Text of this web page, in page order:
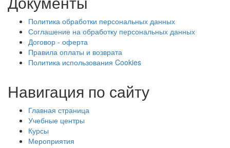
Политика обработки персональных данных
Соглашение на обработку персональных данных
Договор - оферта
Правила оплаты и возврата
Политика использования Cookies
Навигация по сайту
Главная страница
Учебные центры
Курсы
Мероприятия